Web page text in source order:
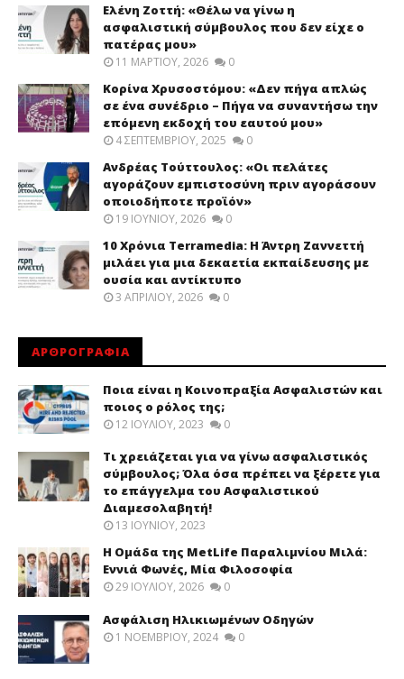
Ελένη Ζοττή: «Θέλω να γίνω η
ασφαλιστική σύμβουλος που δεν είχε ο
πατέρας μου»
11 ΜΑΡΤΊΟΥ, 2026 0
Κορίνα Χρυσοστόμου: «Δεν πήγα απλώς
σε ένα συνέδριο – Πήγα να συναντήσω την
επόμενη εκδοχή του εαυτού μου»
4 ΣΕΠΤΕΜΒΡΊΟΥ, 2025 0
Ανδρέας Τούττουλος: «Οι πελάτες
αγοράζουν εμπιστοσύνη πριν αγοράσουν
οποιοδήποτε προϊόν»
19 ΙΟΥΝΊΟΥ, 2026 0
10 Χρόνια Terramedia: Η Άντρη Ζαννεττή
μιλάει για μια δεκαετία εκπαίδευσης με
ουσία και αντίκτυπο
3 ΑΠΡΙΛΊΟΥ, 2026 0
ΑΡΘΡΟΓΡΑΦΙΑ
Ποια είναι η Κοινοπραξία Ασφαλιστών και
ποιος ο ρόλος της;
12 ΙΟΥΛΊΟΥ, 2023 0
Τι χρειάζεται για να γίνω ασφαλιστικός
σύμβουλος; Όλα όσα πρέπει να ξέρετε για
το επάγγελμα του Ασφαλιστικού
Διαμεσολαβητή!
13 ΙΟΥΝΊΟΥ, 2023
Η Ομάδα της MetLife Παραλιμνίου Μιλά:
Εννιά Φωνές, Μία Φιλοσοφία
29 ΙΟΥΛΊΟΥ, 2026 0
Ασφάλιση Ηλικιωμένων Οδηγών
1 ΝΟΕΜΒΡΊΟΥ, 2024 0